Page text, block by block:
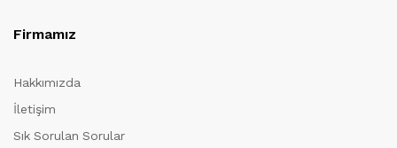
Firmamız
Hakkımızda
İletişim
Sık Sorulan Sorular